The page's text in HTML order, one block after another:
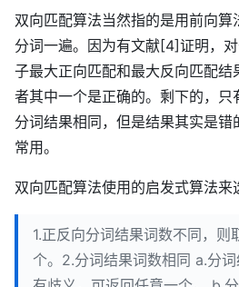
双向匹配算法当然指的是用前向
分词一遍。因为有文献[4]证明，
子最大正向匹配和最大反向匹配结
者其中一个是正确的。剩下的，只
分词结果相同，但是结果其实是
常用。
双向匹配算法使用的启发式算法来
1.正反向分词结果词数不同，则
个。2.分词结果词数相同 ​ a.分